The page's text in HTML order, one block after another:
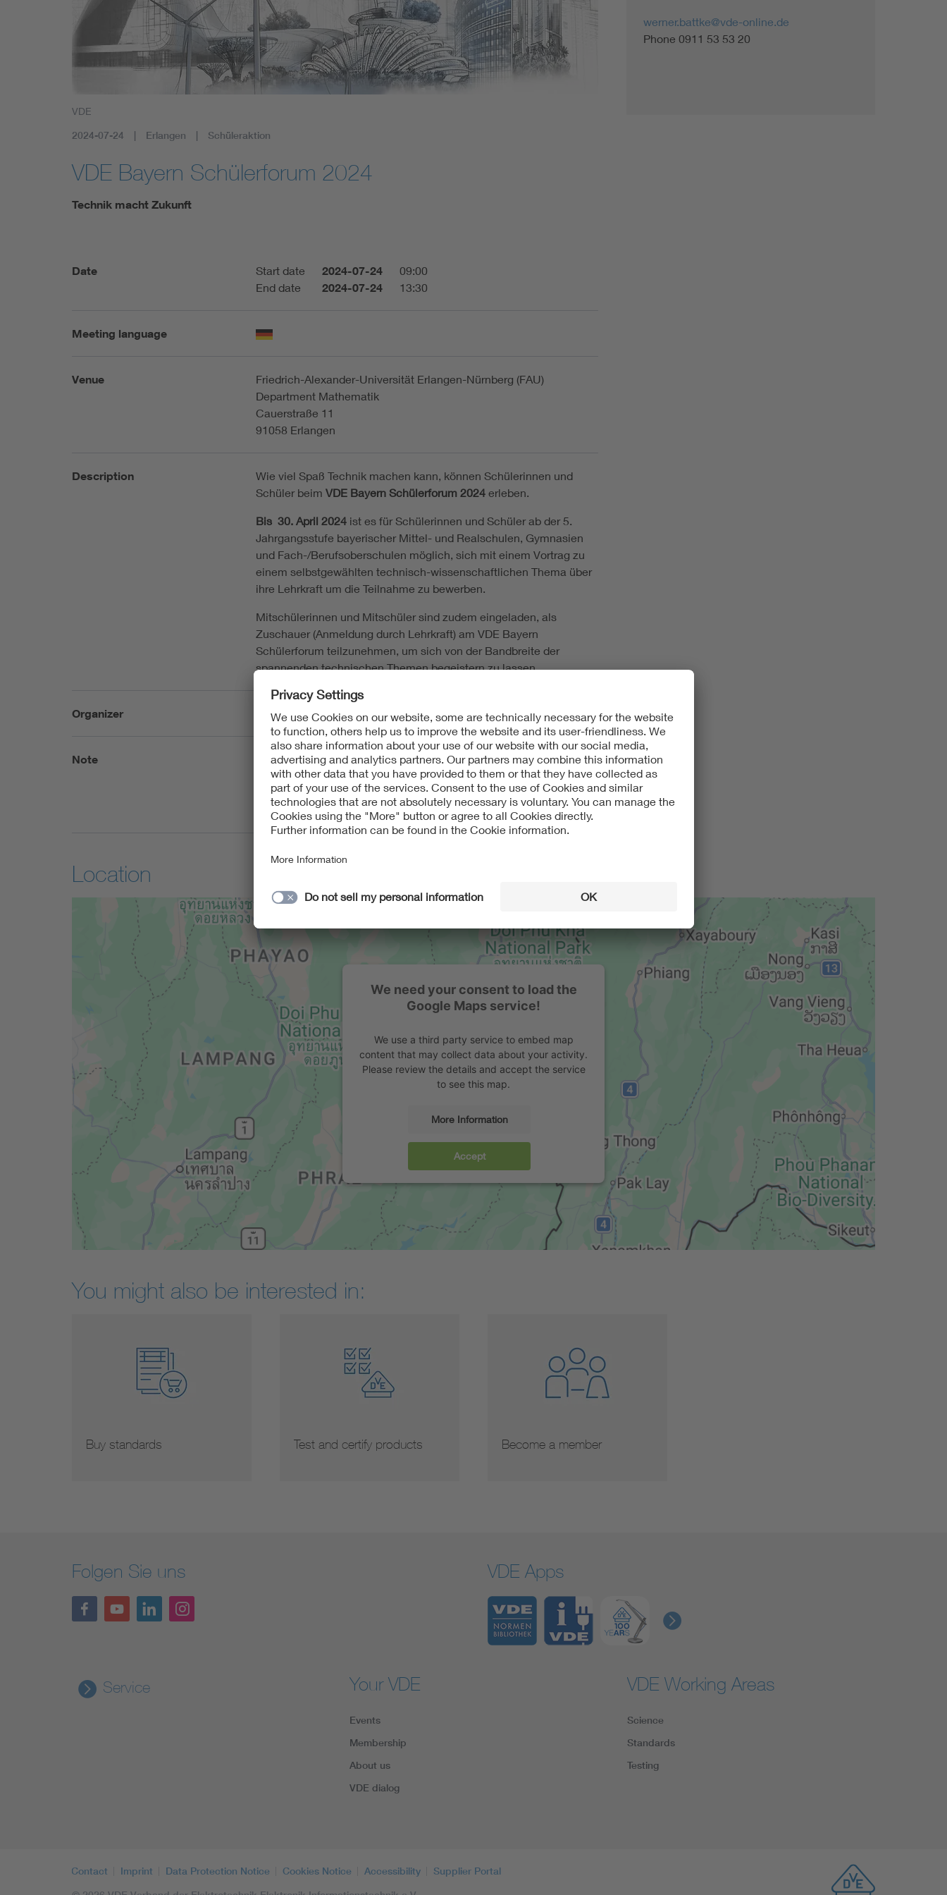
Health
Mobility
Digital Security
VDE
2024-07-24 Erlangen Schüleraktion
VDE Bayern Schülerforum 2024
Technik macht Zukunft
Date Start date 2024-07-24
09:00
End date
2024-07-24 13:30
Meeting language
Venue
Friedrich-Alexander-Universität Erlangen-Nürnberg (FAU)
Department Mathematik
Cauerstraße 11
91058 Erlangen
Description
Wie viel Spaß Technik machen kann, können Schülerinnen und
Schüler beimVDE Bayern Schülerforum 2024 erleben.
Bis 30. April 2024 ist es für Schülerinnen und Schüler ab der 5.
Jahrgangsstufe bayerischer Mittel- und Realschulen, Gymnasien
und Fach-/Berufsoberschulen möglich, sich mit einem Vortrag zu
einem selbstgewählten technisch-wissenschaftlichen Thema über
ihre Lehrkraft um die Teilnahme zu bewerben.
Mitschülerinnen und Mitschüler sind zudem eingeladen, als
Zuschauer (Anmeldung durch Lehrkraft) am VDE Bayern
Schülerforum teilzunehmen, um sich von der Bandbreite der
spannenden technischen Themen begeistern zu lassen.
Organizer VDE Bayern
Note
Details zur Teilnahme, Bewerbung und Anmeldung sowie alle
weiteren Infos unter
VDE Bayern Schülerforum 2024
werner.battke@vde-online.de
Phone 0911 53 53 20
Location
We need your consent to load the
Google Maps service!
We use a third party service to embed map
content that may collect data about your activity.
Please review the details and accept the service
to see this map.
More Information
Accept
You might also be interested in:
Buy standards Test and certify products Become a member
Folgen Sie uns VDE Apps
Service Your VDE
Events
Membership
About us
VDE dialog
VDE Working Areas
Science
Standards
Testing
Contact Imprint Data Protection Notice Cookies Notice Accessibility
Supplier Portal